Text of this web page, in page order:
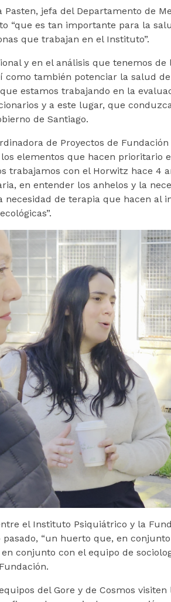
Pasten, jefa del Departamento de
“que es tan importante para la
que trabajan en el Instituto”.
y en el análisis que tenemos
como también potenciar la salud
estamos trabajando en la
y a este lugar, que
de Santiago.
de Proyectos de
elementos que hacen prioritario
trabajamos con el Horwitz hace 4
en entender los anhelos y la
de terapia que hacen al
el Instituto Psiquiátrico y la
pasado, “un huerto que, en
conjunto con el equipo de
del Gore y de Cosmos